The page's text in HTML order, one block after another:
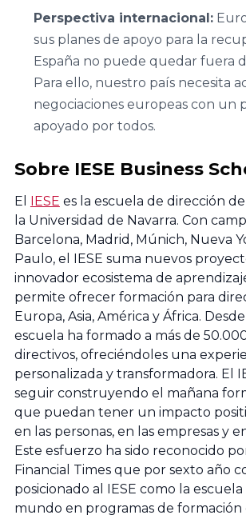
León
del País
La Rioja
Deusto
Pública
Navarra
Perspectiva internacional:
sus planes de apoyo para la
España no puede quedar fuera
Para ello, nuestro país necesita
negociaciones europeas con un
apoyado por todos.
Sobre IESE Business
El IESE es la escuela de dirección
la Universidad de Navarra. Con
Barcelona, Madrid, Múnich, Nueva
Paulo, el IESE suma nuevos
innovador ecosistema de
permite ofrecer formación para
Europa, Asia, América y África. Desde
escuela ha formado a más de
directivos, ofreciéndoles una
personalizada y transformadora. El
seguir construyendo el mañana
que puedan tener un impacto
en las personas, en las empresas y
Este esfuerzo ha sido reconocido
Financial Times que por sexto año
posicionado al IESE como la
mundo en programas de formación